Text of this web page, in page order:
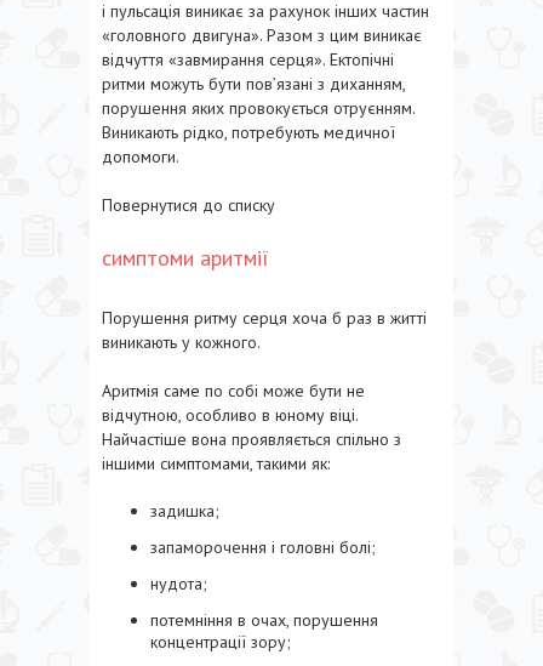
і пульсація виникає за рахунок інших частин
«головного двигуна». Разом з цим виникає
відчуття «завмирання серця». Ектопічні
ритми можуть бути пов’язані з диханням,
порушення яких провокується отруєнням.
Виникають рідко, потребують медичної
допомоги.
Повернутися до списку
симптоми аритмії
Порушення ритму серця хоча б раз в житті
виникають у кожного.
Аритмія саме по собі може бути не
відчутною, особливо в юному віці.
Найчастіше вона проявляється спільно з
іншими симптомами, такими як:
задишка;
запаморочення і головні болі;
нудота;
потемніння в очах, порушення
концентрації зору;